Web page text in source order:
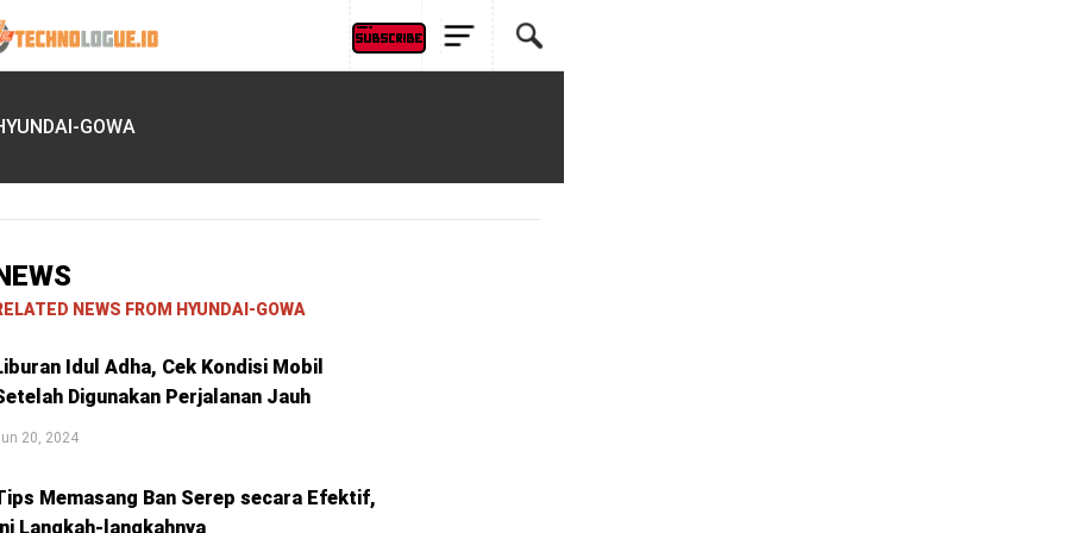
GOWA
NEWS FROM HYUNDAI-GOWA
Idul Adha, Cek Kondisi Mobil
Digunakan Perjalanan Jauh
20, 2024
Memasang Ban Serep secara Efektif,
Langkah-langkahnya